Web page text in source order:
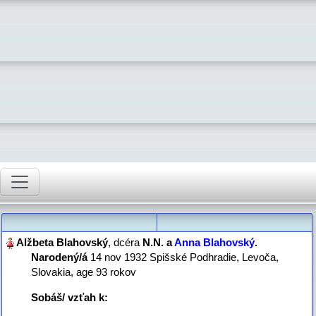
, dcéra N.N. aAnna Blahovský‏.
Narodený/á‎14 nov 1932 Spišské Podhradie, Levoča,
Slovakia‎, age 93 rokov
Sobáš/ vzťah k: